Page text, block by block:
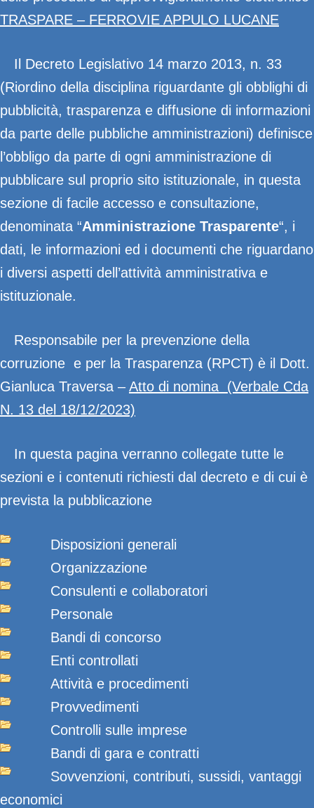
TRASPARE – FERROVIE APPULO LUCANE
Il Decreto Legislativo 14 marzo 2013, n. 33
(Riordino della disciplina riguardante gli obblighi di
pubblicità, trasparenza e diffusione di informazioni
da parte delle pubbliche amministrazioni) definisce
l’obbligo da parte di ogni amministrazione di
pubblicare sul proprio sito istituzionale, in questa
sezione di facile accesso e consultazione,
denominata “Amministrazione Trasparente“, i
dati, le informazioni ed i documenti che riguardano
i diversi aspetti dell’attività amministrativa e
istituzionale.
Responsabile per la prevenzione della
corruzione e per la Trasparenza (RPCT) è il Dott.
Gianluca Traversa – Atto di nomina (Verbale Cda
N. 13 del 18/12/2023)
In questa pagina verranno collegate tutte le
sezioni e i contenuti richiesti dal decreto e di cui è
prevista la pubblicazione
Disposizioni generali
Organizzazione
Consulenti e collaboratori
Personale
Bandi di concorso
Enti controllati
Attività e procedimenti
Provvedimenti
Controlli sulle imprese
Bandi di gara e contratti
Sovvenzioni, contributi, sussidi, vantaggi
economici